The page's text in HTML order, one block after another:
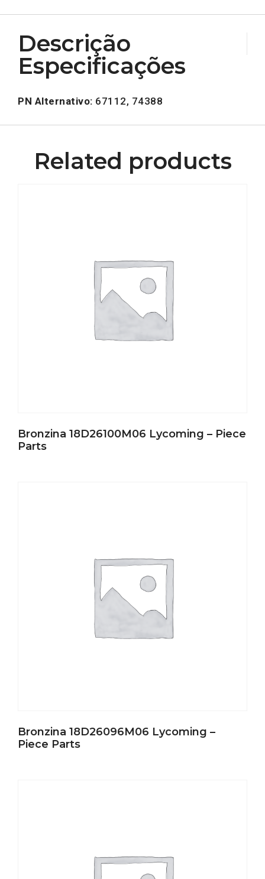
Descrição
Especificações
PN Alternativo: 67112, 74388
Related products
Bronzina 18D26100M06 Lycoming – Piece
Parts
Bronzina 18D26096M06 Lycoming –
Piece Parts